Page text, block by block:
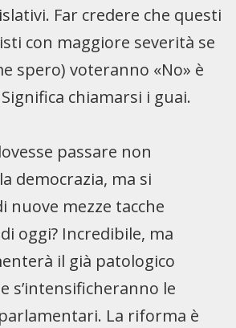
Far credere che questi
con maggiore severità se
spero) voteranno «No» è
chiamarsi i guai.
passare non
democrazia, ma si
nuove mezze tacche
oggi? Incredibile, ma
il già patologico
s’intensificheranno le
La riforma è